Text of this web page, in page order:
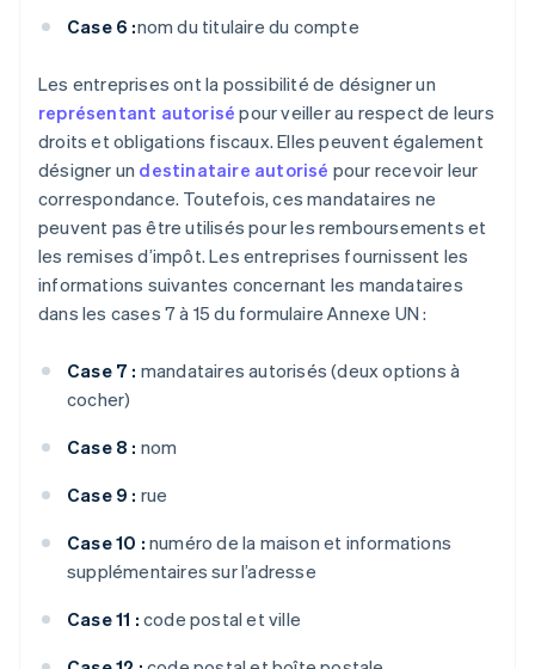
Case 6 :nom du titulaire du compte
Les entreprises ont la possibilité de désigner un
représentant autorisé pour veiller au respect de leurs
droits et obligations fiscaux. Elles peuvent également
désigner un destinataire autorisé pour recevoir leur
correspondance. Toutefois, ces mandataires ne
peuvent pas être utilisés pour les remboursements et
les remises d’impôt. Les entreprises fournissent les
informations suivantes concernant les mandataires
dans les cases 7 à 15 du formulaire Annexe UN :
Case 7 : mandataires autorisés (deux options à
cocher)
Case 8 : nom
Case 9 : rue
Case 10 : numéro de la maison et informations
supplémentaires sur l’adresse
Case 11 : code postal et ville